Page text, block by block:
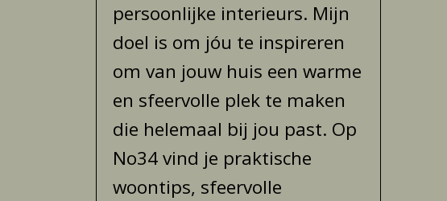
persoonlijke interieurs. Mijn
doel is om jóu te inspireren
om van jouw huis een warme
en sfeervolle plek te maken
die helemaal bij jou past. Op
No34 vind je praktische
woontips, sfeervolle